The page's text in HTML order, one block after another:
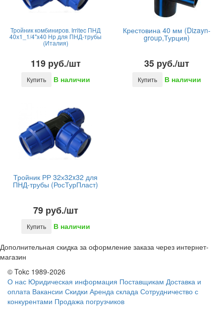
Тройник комбиниров. Irritec ПНД
40х1_1/4"x40 Нр для ПНД-трубы
(Италия)
119 руб./шт
Купить В наличии
Крестовина 40 мм (Dizayn-
group,Турция)
35 руб./шт
Купить В наличии
Тройник РР 32х32x32 для
ПНД-трубы (РосТурПласт)
79 руб./шт
Купить В наличии
Дополнительная скидка за оформление заказа через интернет-
магазин
© Tokc 1989-2026
О нас Юридическая информация Поставщикам Доставка и
оплата Вакансии Скидки Аренда склада Сотрудничество с
конкурентами Продажа погрузчиков